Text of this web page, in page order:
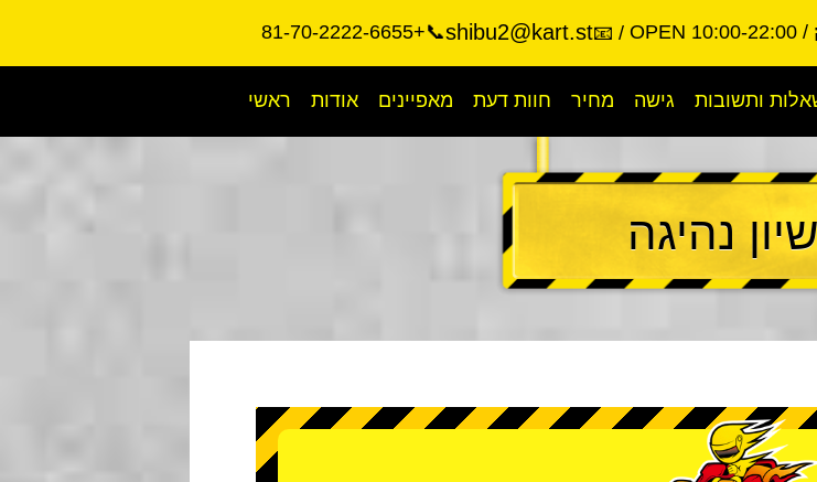
📞+81-70-2222-6655 📧
shibu2@kart.st OPEN 10:00-22:00
ראשי אודות מאפיינים חוות דעת מחיר גישה ותשובות
נהיגה